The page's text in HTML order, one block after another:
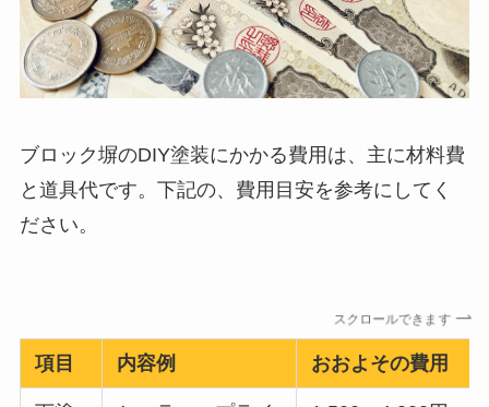
ブロック塀のDIY塗装にかかる費用は、主に材料費
と道具代です。下記の、費用目安を参考にしてく
ださい。
スクロールできます
項目 内容例 おおよその費用